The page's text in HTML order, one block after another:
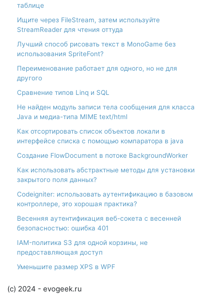
таблице
Ищите через FileStream, затем используйте
StreamReader для чтения оттуда
Лучший способ рисовать текст в MonoGame без
использования SpriteFont?
Переименование работает для одного, но не для
другого
Сравнение типов Linq и SQL
Не найден модуль записи тела сообщения для класса
Java и медиа-типа MIME text/html
Как отсортировать список объектов локали в
интерфейсе списка с помощью компаратора в java
Создание FlowDocument в потоке BackgroundWorker
Как использовать абстрактные методы для установки
закрытого поля данных?
Codeigniter: использовать аутентификацию в базовом
контроллере, это хорошая практика?
Весенняя аутентификация веб-сокета с весенней
безопасностью: ошибка 401
IAM-политика S3 для одной корзины, не
предоставляющая доступ
Уменьшите размер XPS в WPF
(c) 2024 - evogeek.ru